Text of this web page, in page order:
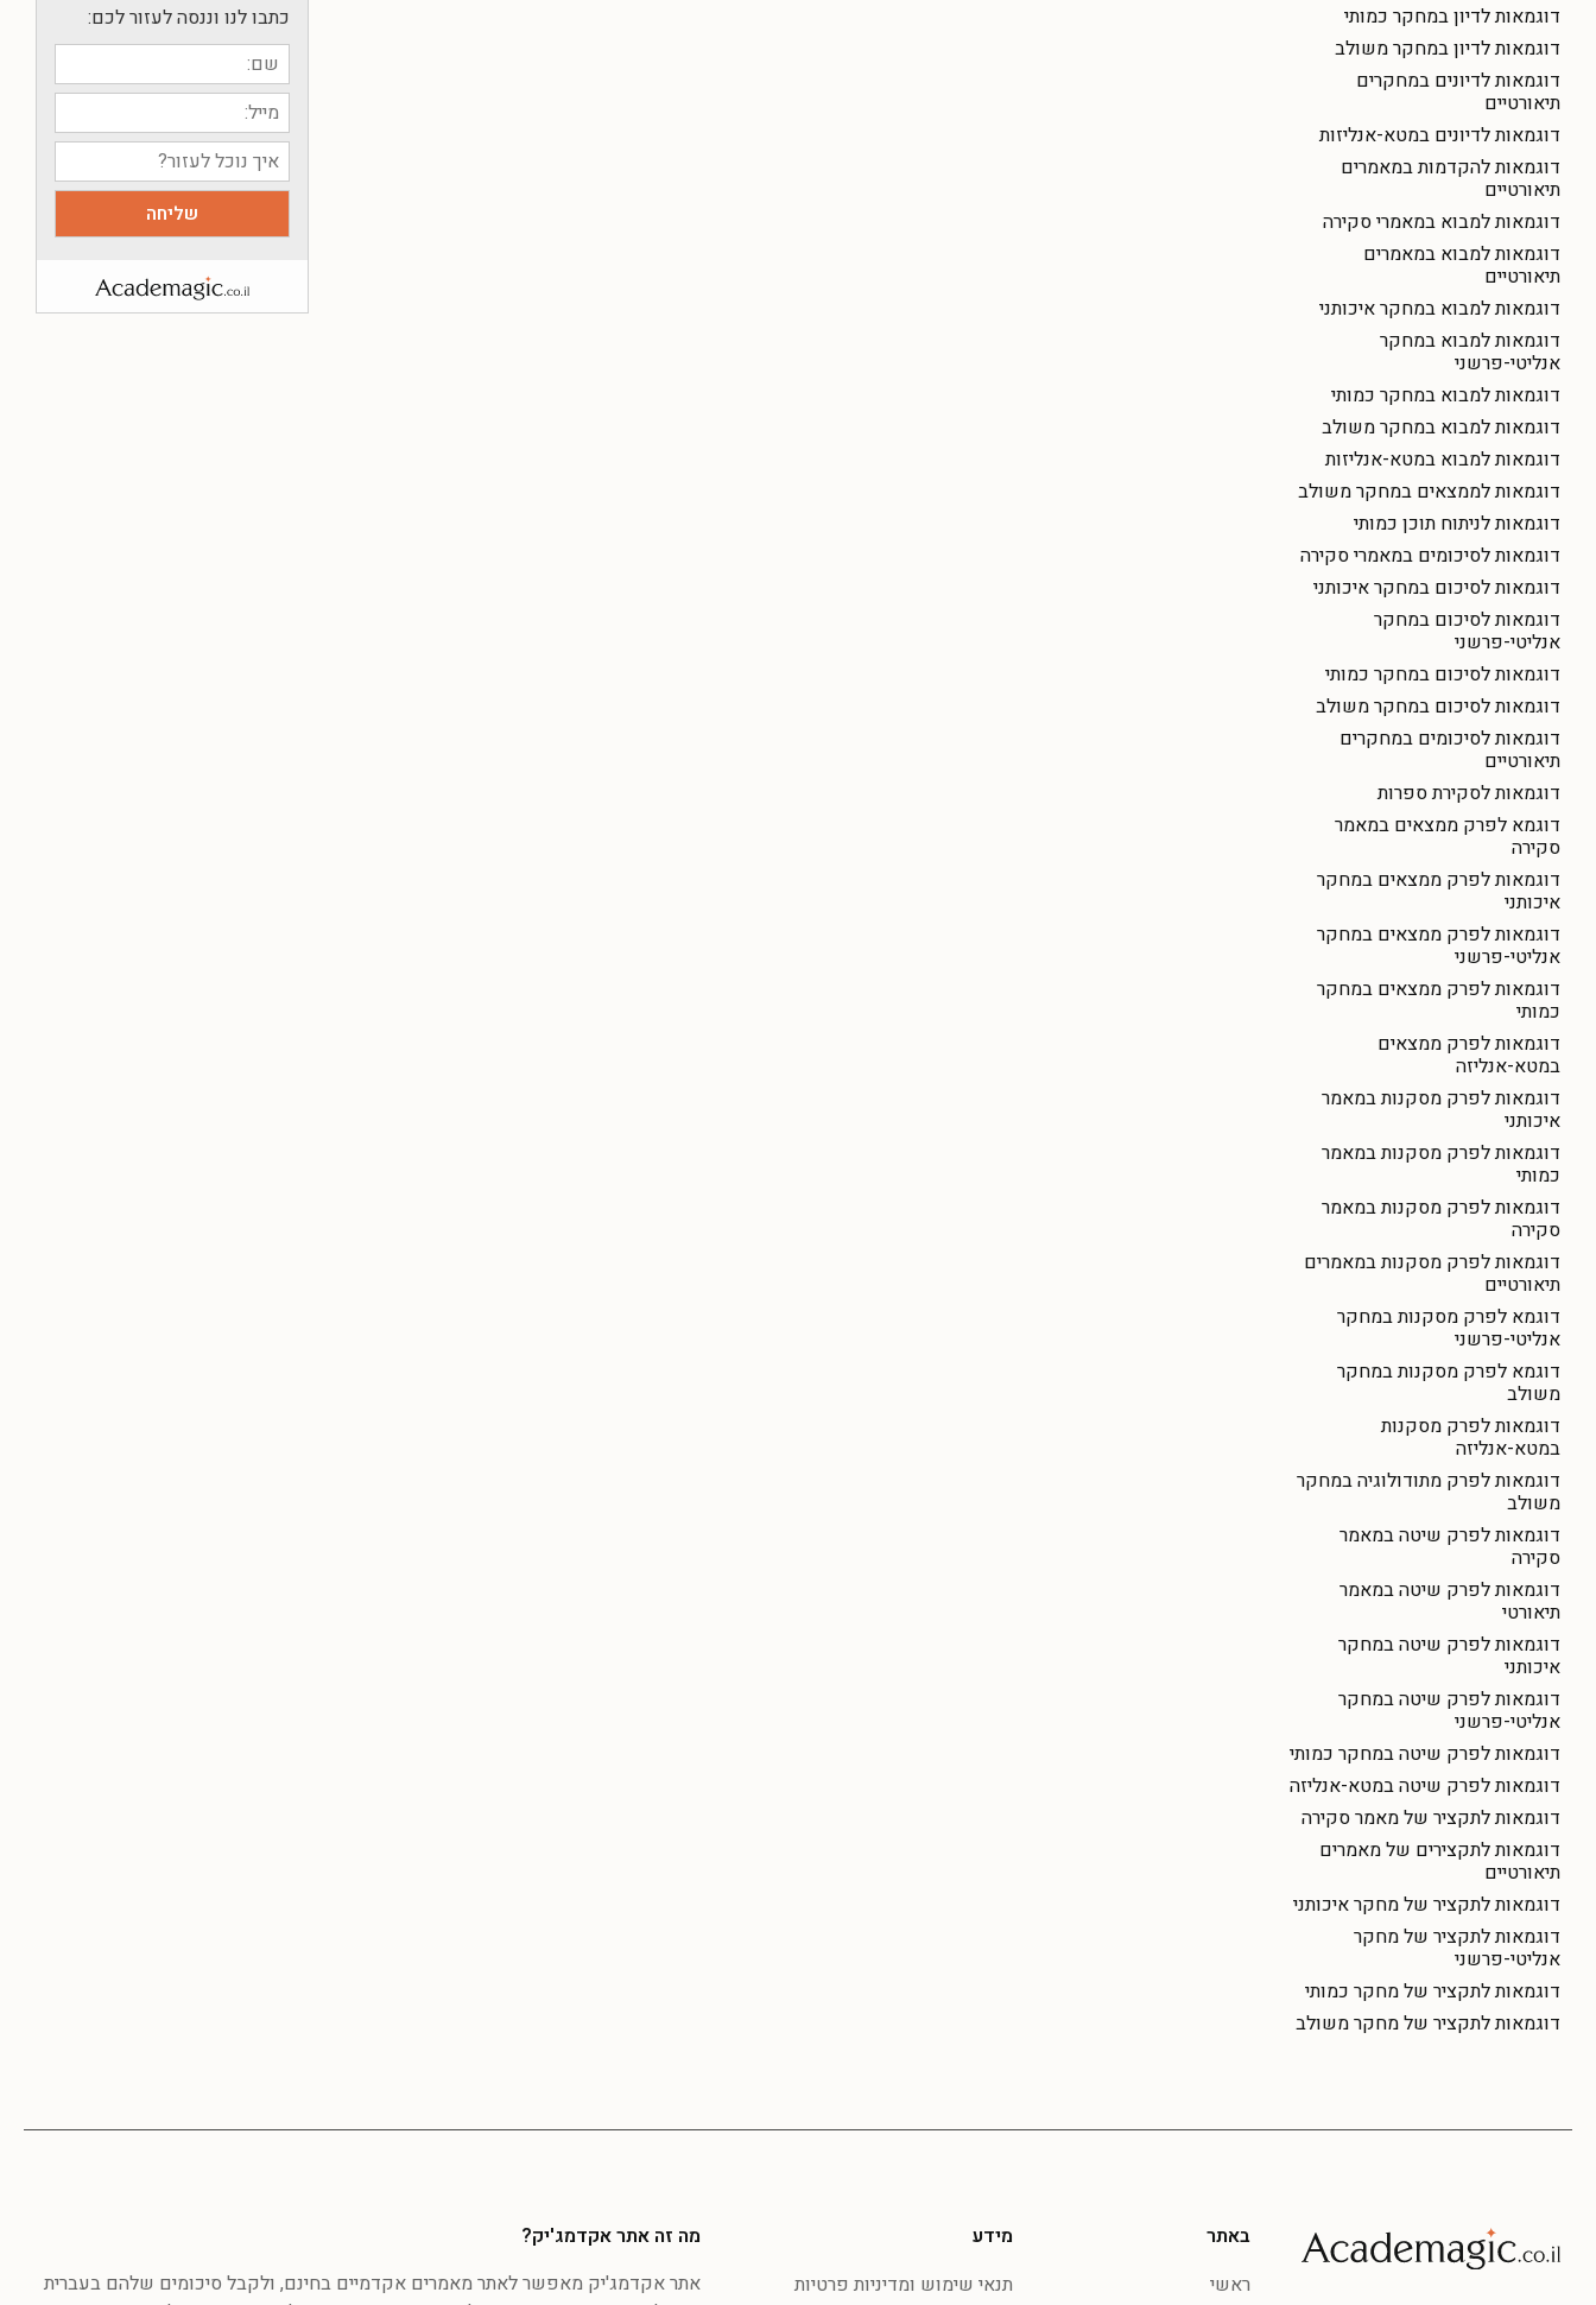
דוגמאות לדיון במחקר כמותי
דוגמאות לדיון במחקר משולב
דוגמאות לדיונים במחקרים
תיאורטיים
דוגמאות לדיונים במטא-אנליזות
דוגמאות להקדמות במאמרים
תיאורטיים
דוגמאות למבוא במאמרי סקירה
דוגמאות למבוא במאמרים
תיאורטיים
דוגמאות למבוא במחקר איכותני
דוגמאות למבוא במחקר
אנליטי-פרשני
דוגמאות למבוא במחקר כמותי
דוגמאות למבוא במחקר משולב
דוגמאות למבוא במטא-אנליזות
דוגמאות לממצאים במחקר משולב
דוגמאות לניתוח תוכן כמותי
דוגמאות לסיכומים במאמרי סקירה
דוגמאות לסיכום במחקר איכותני
דוגמאות לסיכום במחקר
אנליטי-פרשני
דוגמאות לסיכום במחקר כמותי
דוגמאות לסיכום במחקר משולב
דוגמאות לסיכומים במחקרים
תיאורטיים
דוגמאות לסקירת ספרות
דוגמא לפרק ממצאים במאמר
סקירה
דוגמאות לפרק ממצאים במחקר
איכותני
דוגמאות לפרק ממצאים במחקר
אנליטי-פרשני
דוגמאות לפרק ממצאים במחקר
כמותי
דוגמאות לפרק ממצאים
במטא-אנליזה
דוגמאות לפרק מסקנות במאמר
איכותני
דוגמאות לפרק מסקנות במאמר
כמותי
דוגמאות לפרק מסקנות במאמר
סקירה
דוגמאות לפרק מסקנות במאמרים
תיאורטיים
דוגמא לפרק מסקנות במחקר
אנליטי-פרשני
דוגמא לפרק מסקנות במחקר
משולב
דוגמאות לפרק מסקנות
במטא-אנליזה
דוגמאות לפרק מתודולוגיה במחקר
משולב
דוגמאות לפרק שיטה במאמר
סקירה
דוגמאות לפרק שיטה במאמר
תיאורטי
דוגמאות לפרק שיטה במחקר
איכותני
דוגמאות לפרק שיטה במחקר
אנליטי-פרשני
דוגמאות לפרק שיטה במחקר כמותי
דוגמאות לפרק שיטה במטא-אנליזה
דוגמאות לתקציר של מאמר סקירה
דוגמאות לתקצירים של מאמרים
תיאורטיים
דוגמאות לתקציר של מחקר איכותני
דוגמאות לתקציר של מחקר
אנליטי-פרשני
דוגמאות לתקציר של מחקר כמותי
דוגמאות לתקציר של מחקר משולב
כתבו לנו וננסה לעזור לכם:
באתר
ראשי
מידע
תנאי שימוש ומדיניות פרטיות
מה זה אתר אקדמג'יק?
אתר אקדמג'יק מאפשר לאתר מאמרים אקדמיים בחינם, ולקבל סיכומים שלהם בעברית